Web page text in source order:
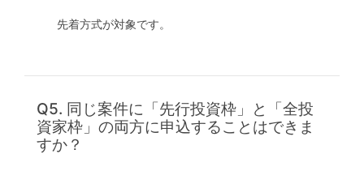
先着方式が対象です。
Q5. 同じ案件に「先行投資枠」と「全投
資家枠」の両方に申込することはできま
すか？